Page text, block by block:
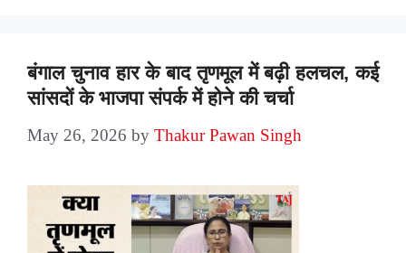
बंगाल चुनाव हार के बाद तृणमूल में बढ़ी हलचल, कई
सांसदों के भाजपा संपर्क में होने की चर्चा
May 26, 2026 by Thakur Pawan Singh